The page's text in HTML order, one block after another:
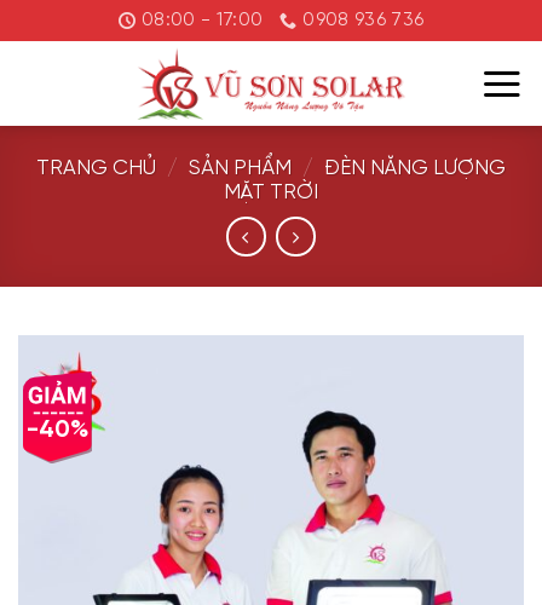
đến
08:00 - 17:00 0908 936 736
TRANG CHỦ / SẢN PHẨM /
ĐÈN NĂNG LƯỢNG
MẶT TRỜI
-40%